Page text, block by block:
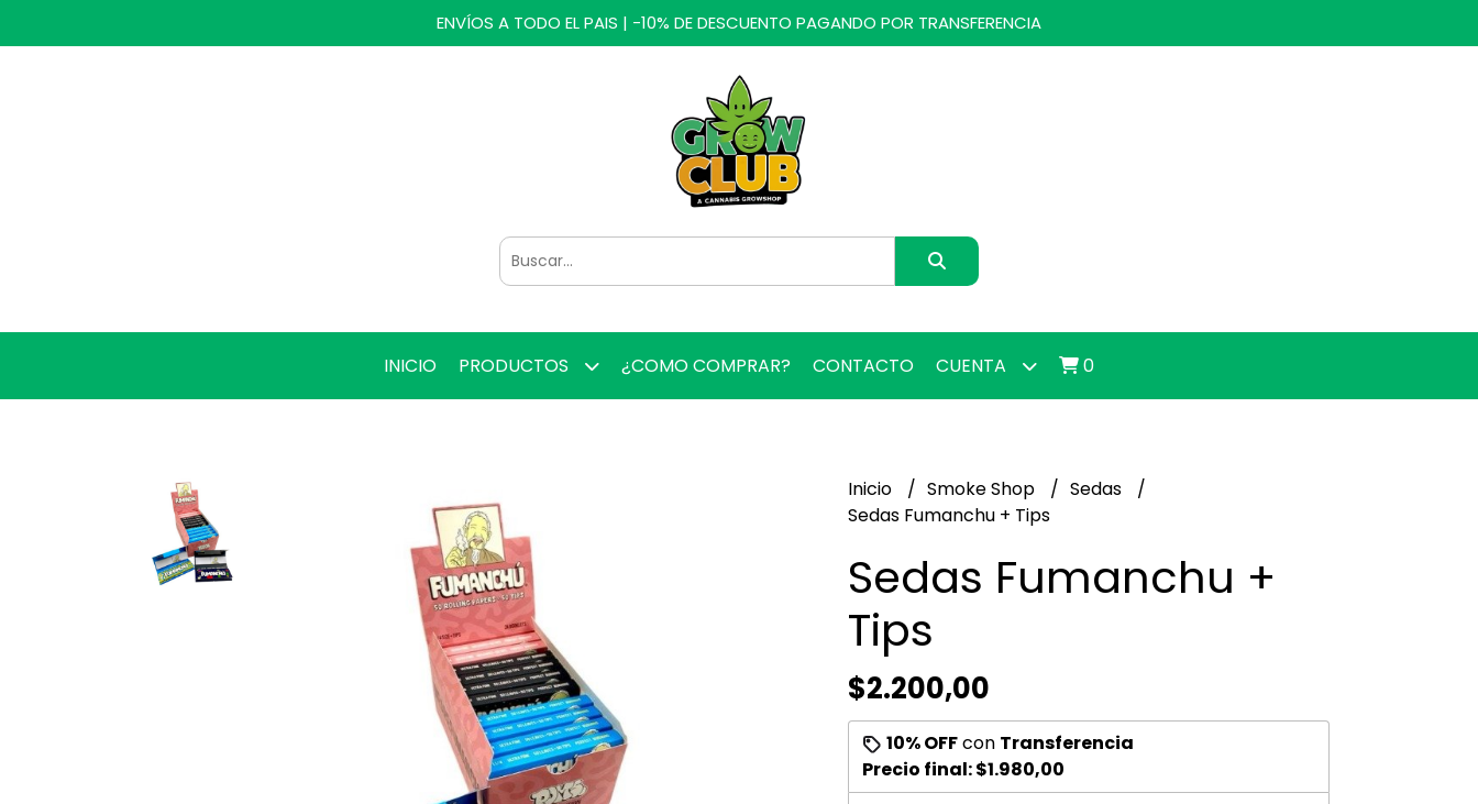
ENVÍOS A TODO EL PAIS | -10% DE DESCUENTO PAGANDO POR TRANSFERENCIA
INICIO PRODUCTOS ¿COMO COMPRAR? CONTACTO CUENTA 0
Inicio Smoke Shop
Sedas
Sedas Fumanchu + Tips
Sedas Fumanchu +
Tips
$2.200,00
10% OFFcon Transferencia
Precio final:$1.980,00